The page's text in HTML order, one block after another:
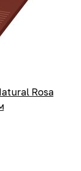
Rosa